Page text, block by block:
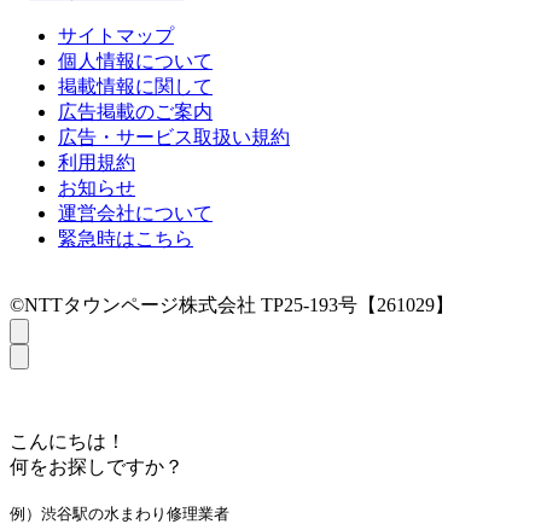
サイトマップ
個人情報について
掲載情報に関して
広告掲載のご案内
広告・サービス取扱い規約
利用規約
お知らせ
運営会社について
緊急時はこちら
©NTTタウンページ株式会社 TP25-193号【261029】
こんにちは！
何をお探しですか？
例）渋谷駅の水まわり修理業者